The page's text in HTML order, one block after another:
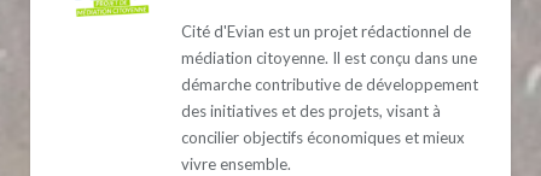
Cité d'Evian est un projet rédactionnel de
médiation citoyenne. Il est conçu dans une
démarche contributive de développement
des initiatives et des projets, visant à
concilier objectifs économiques et mieux
vivre ensemble.